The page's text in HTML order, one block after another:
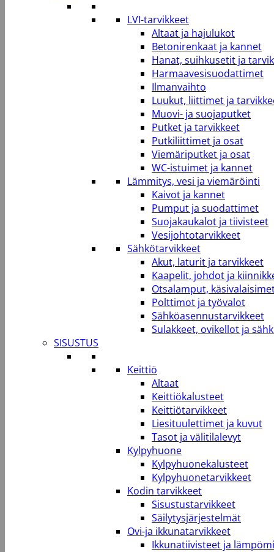
LVI-tarvikkeet
Altaat ja hajulukot
Betonirenkaat ja kannet
Hanat, suihkusetit ja
Harmaavesisuodattimet
Ilmanvaihto
Luukut, liittimet ja
Muovi- ja suojaputket
Putket ja tarvikkeet
Putkiliittimet ja osat
Viemäriputket ja osat
WC-istuimet ja kannet
Lämmitys, vesi ja viemäröinti
Kaivot ja kannet
Pumput ja suodattimet
Suojakaukalot ja tiivisteet
Vesijohtotarvikkeet
Sähkötarvikkeet
Akut, laturit ja tarvikkeet
Kaapelit, johdot ja
Otsalamput,
Polttimot ja työvalot
Sähköasennustarvikkeet
Sulakkeet, ovikellot ja
SISUSTUS
Keittiö
Altaat
Keittiökalusteet
Keittiötarvikkeet
Liesituulettimet ja kuvut
Tasot ja välitilalevyt
Kylpyhuone
Kylpyhuonekalusteet
Kylpyhuonetarvikkeet
Kodin tarvikkeet
Sisustustarvikkeet
Säilytysjärjestelmät
Ovi-ja ikkunatarvikkeet
Ikkunatiivisteet ja